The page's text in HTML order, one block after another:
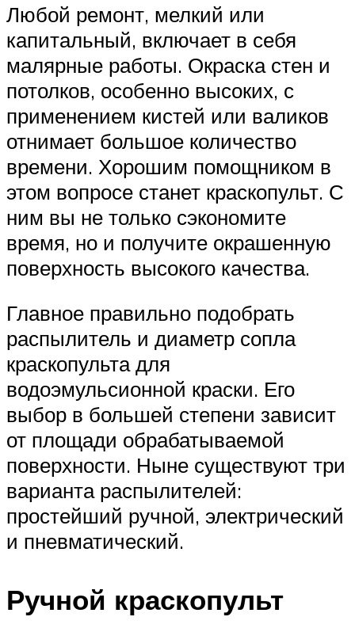
Любой ремонт, мелкий или
капитальный, включает в себя
малярные работы. Окраска стен и
потолков, особенно высоких, с
применением кистей или валиков
отнимает большое количество
времени. Хорошим помощником в
этом вопросе станет краскопульт. С
ним вы не только сэкономите
время, но и получите окрашенную
поверхность высокого качества.
Главное правильно подобрать
распылитель и диаметр сопла
краскопульта для
водоэмульсионной краски. Его
выбор в большей степени зависит
от площади обрабатываемой
поверхности. Ныне существуют три
варианта распылителей:
простейший ручной, электрический
и пневматический.
Ручной краскопульт